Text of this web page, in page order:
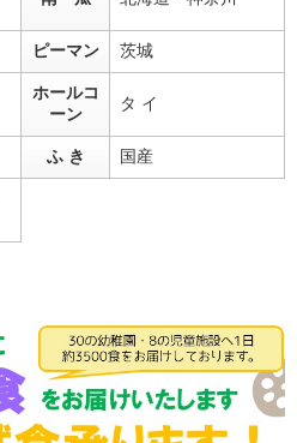
ピーマン 茨城
ホールコ
ーン
タ イ
ふ き 国産